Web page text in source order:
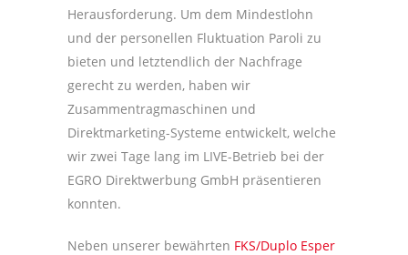
Herausforderung. Um dem Mindestlohn
und der personellen Fluktuation Paroli zu
bieten und letztendlich der Nachfrage
gerecht zu werden, haben wir
Zusammentragmaschinen und
Direktmarketing-Systeme entwickelt, welche
wir zwei Tage lang im LIVE-Betrieb bei der
EGRO Direktwerbung GmbH präsentieren
konnten.
Neben unserer bewährten FKS/Duplo Esper